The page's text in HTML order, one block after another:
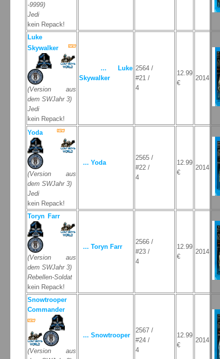
-9999)
Jedi
kein Repack!
Luke
Skywalker
(Version aus
dem SWJahr 3)
Jedi
kein Repack!
... Luke
Skywalker
2564 /
#21 /
4
12.99
€
2014
Yoda
(Version aus
dem SWJahr 3)
Jedi
kein Repack!
... Yoda
2565 /
#22 /
4
12.99
€
2014
Toryn Farr
(Version aus
dem SWJahr 3)
Rebellen-Soldat
kein Repack!
... Toryn Farr
2566 /
#23 /
4
12.99
€
2014
Snowtrooper
Commander
(Version aus
... Snowtrooper
2567 /
#24 /
4
12.99
€
2014